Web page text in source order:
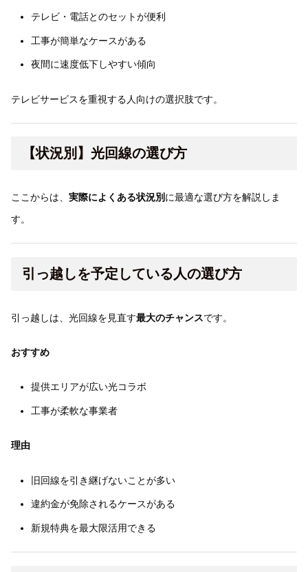
テレビ・電話とのセットが便利
工事が簡単なケースがある
夜間に速度低下しやすい傾向
テレビサービスを重視する人向けの選択肢です。
【状況別】光回線の選び方
ここからは、 実際によくある状況別 に最適な選び方を解説しま
す。
引っ越しを予定している人の選び方
引っ越しは、光回線を見直す最大のチャンスです。
おすすめ
提供エリアが広い光コラボ
工事が柔軟な事業者
理由
旧回線を引き継げないことが多い
違約金が免除されるケースがある
新規特典を最大限活用できる